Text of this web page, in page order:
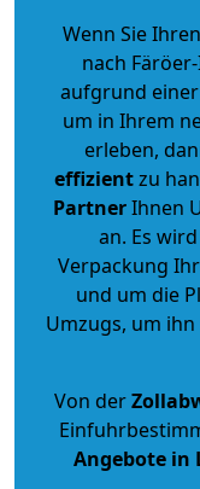
Wenn Sie
nach
aufgrund
um in Ihrem
erleben,
effizientzu
PartnerIhnen
an. Es
Verpackung
und um die
Umzugs, um
Von der
Angebote in